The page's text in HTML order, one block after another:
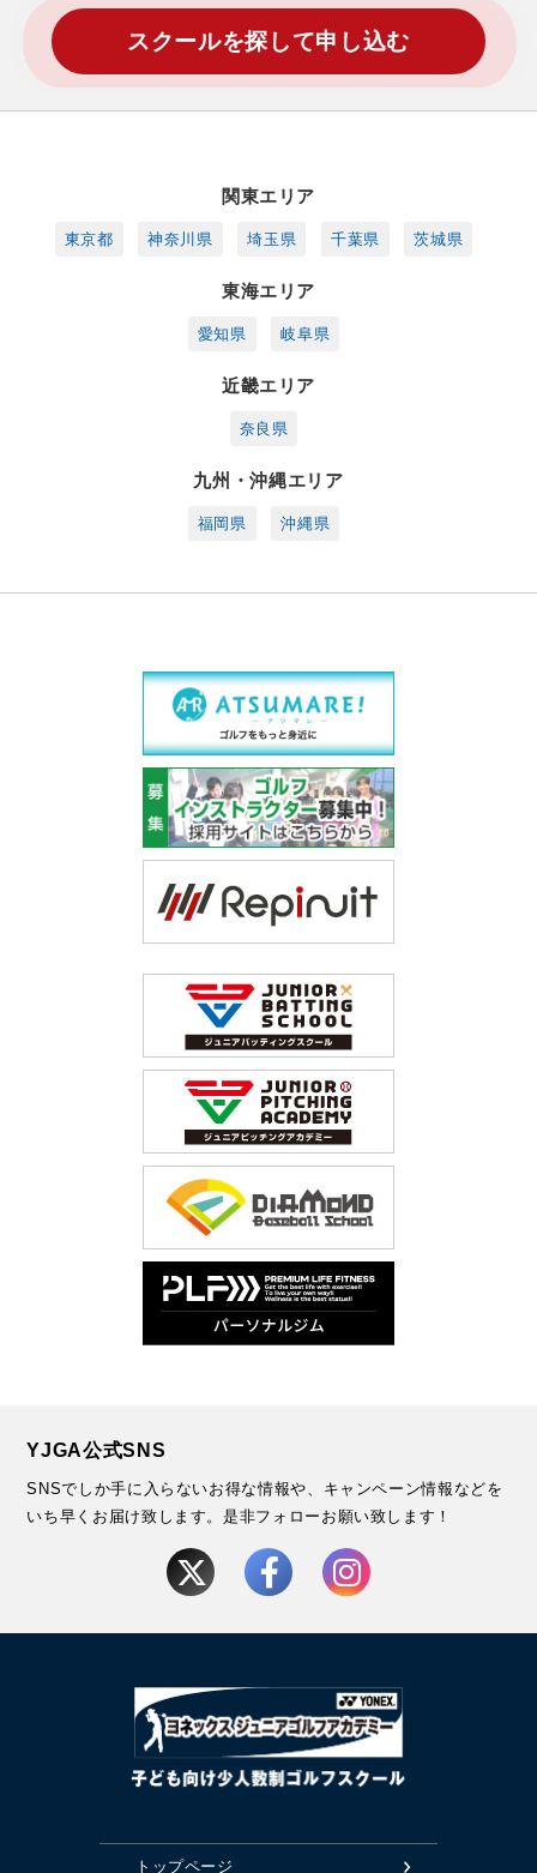
スクールを探して申し込む
関東エリア
東京都 神奈川県 埼玉県 千葉県 茨城県
東海エリア
愛知県 岐阜県
近畿エリア
奈良県
九州・沖縄エリア
福岡県 沖縄県
YJGA公式SNS
SNSでしか手に入らないお得な情報や、キャンペーン情報などを
いち早くお届け致します。是非フォローお願い致します！
トップページ